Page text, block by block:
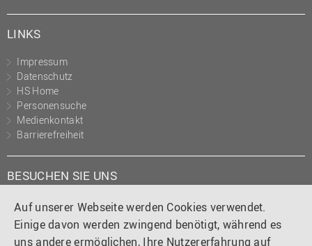
Auf unserer Webseite werden Cookies verwendet.
Einige davon werden zwingend benötigt, während es
uns andere ermöglichen, Ihre Nutzererfahrung auf
LINKS
Impressum
Datenschutz
HS Home
Personensuche
Medienkontakt
Barrierefreiheit
BESUCHEN SIE UNS
Instagram
TiktokLinkedIn
YouTube
Facebook